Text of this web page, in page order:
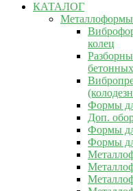
КАТАЛОГ
колец
Формы
Доп.
Формы
Формы